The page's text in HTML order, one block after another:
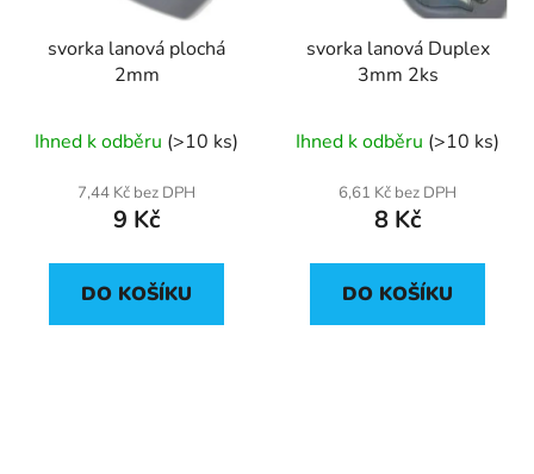
svorka lanová plochá
2mm
Ihned k odběru (>10 ks)
7,44 Kč bez DPH
9 Kč
DO KOŠÍKU
svorka lanová Duplex
3mm 2ks
Ihned k odběru (>10 ks)
6,61 Kč bez DPH
8 Kč
DO KOŠÍKU